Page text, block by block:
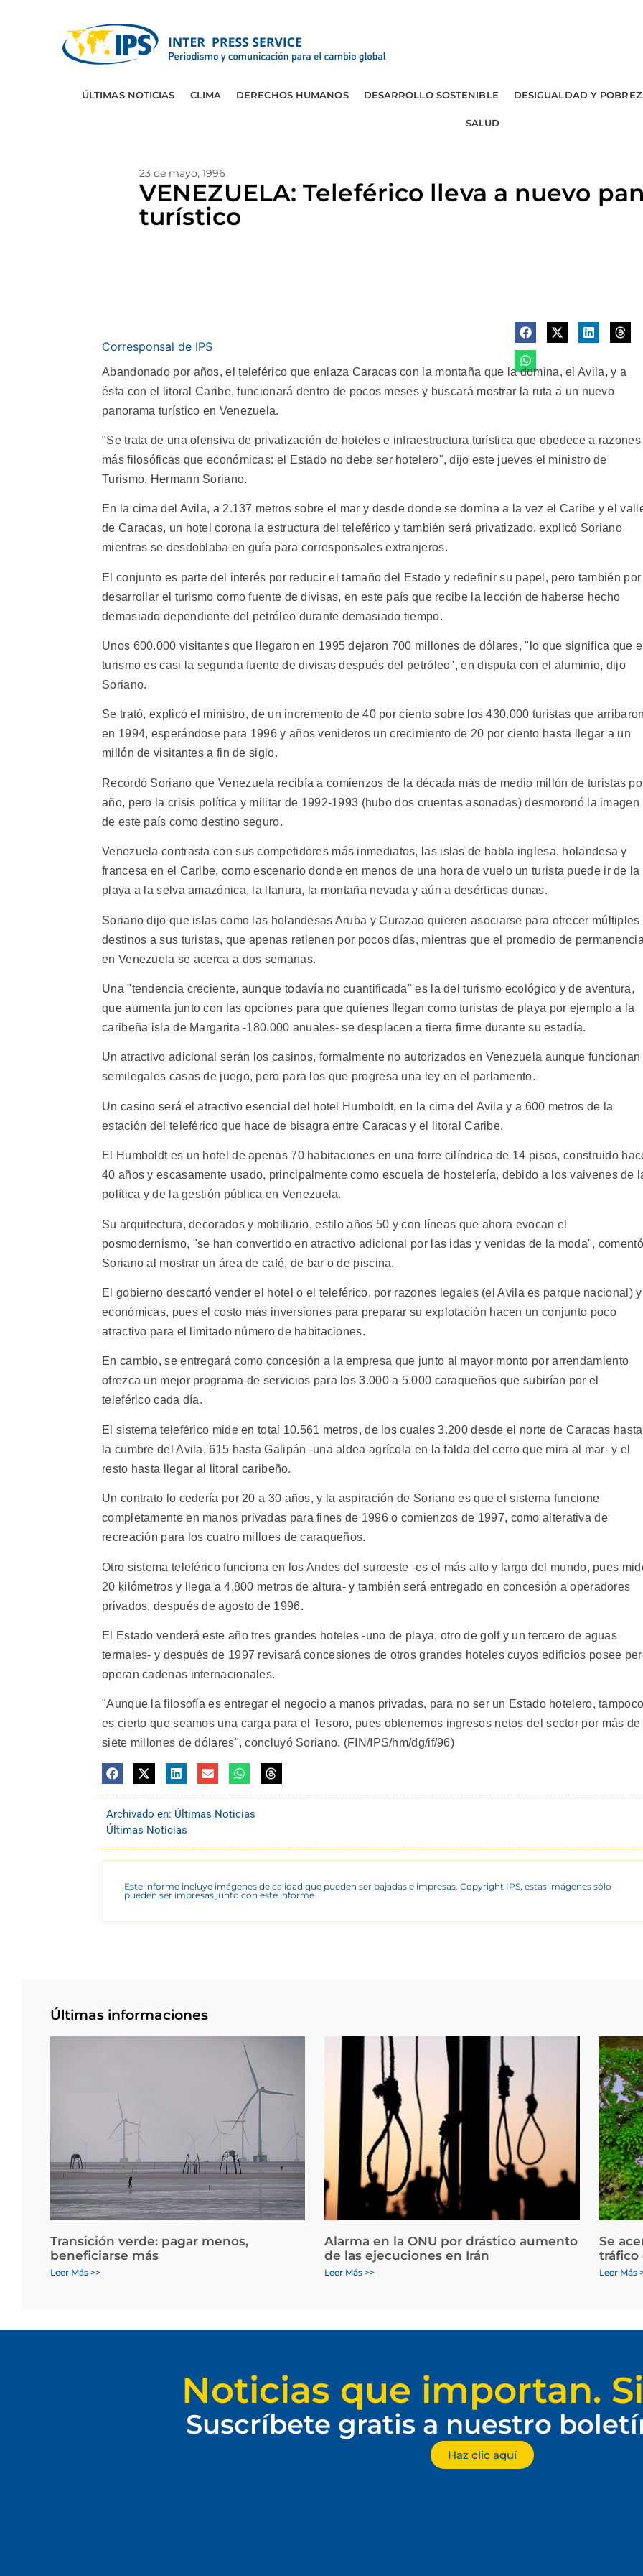
ÚLTIMAS NOTICIAS CLIMA DERECHOS HUMANOS DESARROLLO SOSTENIBLE DESIGUALDAD Y
SALUD
23 de mayo, 1996
VENEZUELA: Teleférico lleva a nuevo
turístico
Corresponsal de IPS
Abandonado por años, el teleférico que enlaza Caracas con la montaña que la domina, el Avila, y a
ésta con el litoral Caribe, funcionará dentro de pocos meses y buscará mostrar la ruta a un nuevo
panorama turístico en Venezuela.
"Se trata de una ofensiva de privatización de hoteles e infraestructura turística que obedece a razones
más filosóficas que económicas: el Estado no debe ser hotelero", dijo este jueves el ministro de
Turismo, Hermann Soriano.
En la cima del Avila, a 2.137 metros sobre el mar y desde donde se domina a la vez el Caribe y el
de Caracas, un hotel corona la estructura del teleférico y también será privatizado, explicó Soriano
mientras se desdoblaba en guía para corresponsales extranjeros.
El conjunto es parte del interés por reducir el tamaño del Estado y redefinir su papel, pero también por
desarrollar el turismo como fuente de divisas, en este país que recibe la lección de haberse hecho
demasiado dependiente del petróleo durante demasiado tiempo.
Unos 600.000 visitantes que llegaron en 1995 dejaron 700 millones de dólares, "lo que significa que
turismo es casi la segunda fuente de divisas después del petróleo", en disputa con el aluminio, dijo
Soriano.
Se trató, explicó el ministro, de un incremento de 40 por ciento sobre los 430.000 turistas que
en 1994, esperándose para 1996 y años venideros un crecimiento de 20 por ciento hasta llegar a un
millón de visitantes a fin de siglo.
Recordó Soriano que Venezuela recibía a comienzos de la década más de medio millón de turistas
año, pero la crisis política y militar de 1992-1993 (hubo dos cruentas asonadas) desmoronó la imagen
de este país como destino seguro.
Venezuela contrasta con sus competidores más inmediatos, las islas de habla inglesa, holandesa y
francesa en el Caribe, como escenario donde en menos de una hora de vuelo un turista puede ir de la
playa a la selva amazónica, la llanura, la montaña nevada y aún a desérticas dunas.
Soriano dijo que islas como las holandesas Aruba y Curazao quieren asociarse para ofrecer múltiples
destinos a sus turistas, que apenas retienen por pocos días, mientras que el promedio de
en Venezuela se acerca a dos semanas.
Una "tendencia creciente, aunque todavía no cuantificada" es la del turismo ecológico y de aventura,
que aumenta junto con las opciones para que quienes llegan como turistas de playa por ejemplo a la
caribeña isla de Margarita -180.000 anuales- se desplacen a tierra firme durante su estadía.
Un atractivo adicional serán los casinos, formalmente no autorizados en Venezuela aunque funcionan
semilegales casas de juego, pero para los que progresa una ley en el parlamento.
Un casino será el atractivo esencial del hotel Humboldt, en la cima del Avila y a 600 metros de la
estación del teleférico que hace de bisagra entre Caracas y el litoral Caribe.
El Humboldt es un hotel de apenas 70 habitaciones en una torre cilíndrica de 14 pisos, construido
40 años y escasamente usado, principalmente como escuela de hostelería, debido a los vaivenes de
política y de la gestión pública en Venezuela.
Su arquitectura, decorados y mobiliario, estilo años 50 y con líneas que ahora evocan el
posmodernismo, "se han convertido en atractivo adicional por las idas y venidas de la moda", comentó
Soriano al mostrar un área de café, de bar o de piscina.
El gobierno descartó vender el hotel o el teleférico, por razones legales (el Avila es parque nacional) y
económicas, pues el costo más inversiones para preparar su explotación hacen un conjunto poco
atractivo para el limitado número de habitaciones.
En cambio, se entregará como concesión a la empresa que junto al mayor monto por arrendamiento
ofrezca un mejor programa de servicios para los 3.000 a 5.000 caraqueños que subirían por el
teleférico cada día.
El sistema teleférico mide en total 10.561 metros, de los cuales 3.200 desde el norte de Caracas hasta
la cumbre del Avila, 615 hasta Galipán -una aldea agrícola en la falda del cerro que mira al mar- y el
resto hasta llegar al litoral caribeño.
Un contrato lo cedería por 20 a 30 años, y la aspiración de Soriano es que el sistema funcione
completamente en manos privadas para fines de 1996 o comienzos de 1997, como alterativa de
recreación para los cuatro milloes de caraqueños.
Otro sistema teleférico funciona en los Andes del suroeste -es el más alto y largo del mundo, pues
20 kilómetros y llega a 4.800 metros de altura- y también será entregado en concesión a operadores
privados, después de agosto de 1996.
El Estado venderá este año tres grandes hoteles -uno de playa, otro de golf y un tercero de aguas
termales- y después de 1997 revisará concesiones de otros grandes hoteles cuyos edificios posee
operan cadenas internacionales.
"Aunque la filosofía es entregar el negocio a manos privadas, para no ser un Estado hotelero,
es cierto que seamos una carga para el Tesoro, pues obtenemos ingresos netos del sector por más de
siete millones de dólares", concluyó Soriano. (FIN/IPS/hm/dg/if/96)
Archivado en: Últimas Noticias
Últimas Noticias
Este informe incluye imágenes de calidad que pueden ser bajadas e impresas. Copyright IPS, estas imágenes sólo
pueden ser impresas junto con este informe
Últimas informaciones
Transición verde: pagar menos,
beneficiarse más
Leer Más >>
Alarma en la ONU por drástico aumento
de las ejecuciones en Irán
Leer Más >>
Se
tráfico
Leer Más
Noticias que importan.
Suscríbete gratis a nuestro
Haz clic aquí